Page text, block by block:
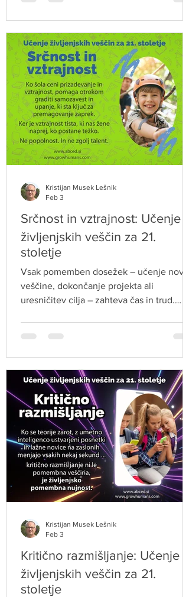
temelji za uspešno krmarjenje med izzivi,
na katere bod naleteli pozneje v življenju.
Srčnost in vztrajnost: Učenje
življenjskih veščin za 21.
stoletje
Vsak pomemben dosežek – učenje nove
veščine, dokončanje projekta ali
uresničitev cilja – zahteva čas in trud.
pomagajo krepiti samozaupanje,
potrpežljivost in samozavest.
Kristijan Musek Lešnik
Feb 3
Kritično razmišljanje: Učenje
življenjskih veščin za 21.
stoletje
Kristijan Musek Lešnik
Feb 3